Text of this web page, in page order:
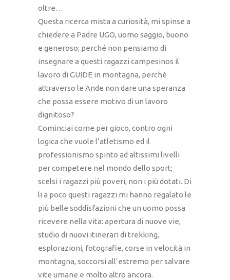
oltre…
Questa ricerca mista a curiosità, mi spinse a
chiedere a Padre UGO, uomo saggio, buono
e generoso; perché non pensiamo di
insegnare a questi ragazzi campesinos il
lavoro di GUIDE in montagna, perché
attraverso le Ande non dare una speranza
che possa essere motivo di un lavoro
dignitoso?
Cominciai come per gioco, contro ogni
logica che vuole l’atletismo ed il
professionismo spinto ad altissimi livelli
per competere nel mondo dello sport;
scelsi i ragazzi più poveri, non i più dotati. Di
li a poco questi ragazzi mi hanno regalato le
più belle soddisfazioni che un uomo possa
ricevere nella vita: apertura di nuove vie,
studio di nuovi itinerari di trekking,
esplorazioni, fotografie, corse in velocità in
montagna, soccorsi all’estremo per salvare
vite umane e molto altro ancora.